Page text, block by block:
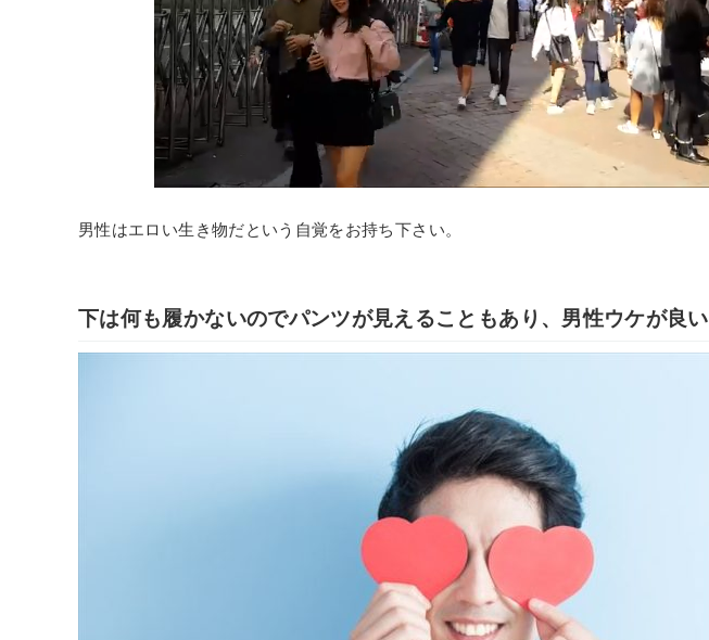
男性はエロい生き物だという自覚をお持ち下さい。
下は何も履かないのでパンツが見えることもあり、男性ウケが良い